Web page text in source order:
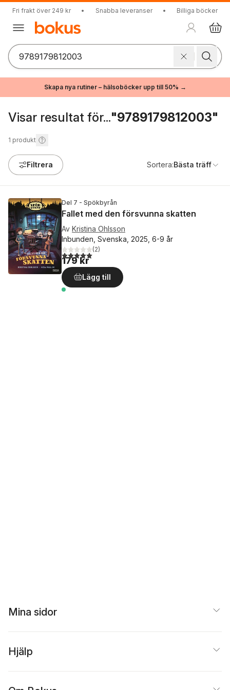
Fri frakt över 249 kr • Snabba leveranser • Billiga böcker
Skapa nya rutiner – hälsoböcker upp till 50% →
Visar resultat för..."9789179812003"
1 produkt
Filtrera Sortera:Bästa träff
Del 7 - Spökbyrån
Fallet med den försvunna skatten
Av Kristina Ohlsson
Inbunden, Svenska, 2025, 6-9 år
5,0utav 5 stjärnor. Totalt antal röster:
(2)
179 kr
Lägg till
Mina sidor
Hjälp